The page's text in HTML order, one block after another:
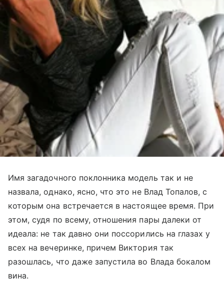
Имя загадочного поклонника модель так и не
назвала, однако, ясно, что это не Влад Топалов, с
которым она встречается в настоящее время. При
этом, судя по всему, отношения пары далеки от
идеала: не так давно они поссорились на глазах у
всех на вечеринке, причем Виктория так
разошлась, что даже запустила во Влада бокалом
вина.